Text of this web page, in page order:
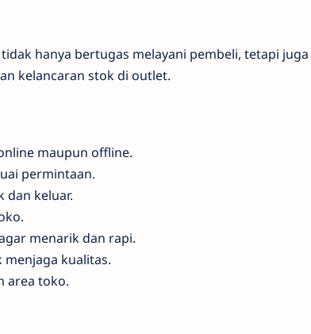
hanya bertugas melayani pembeli, tetapi juga
kelancaran stok di outlet.
maupun offline.
permintaan.
dan keluar.
menarik dan rapi.
kualitas.
area toko.